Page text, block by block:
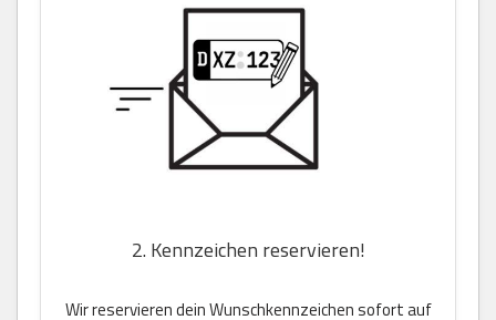
2. Kennzeichen reservieren!
Wir reservieren dein Wunschkennzeichen sofort auf